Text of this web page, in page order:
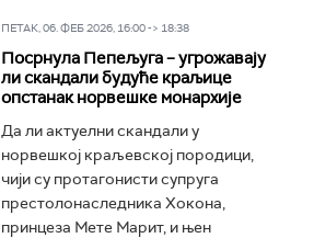
ПЕТАК, 06. ФЕБ 2026, 16:00 -> 18:38
Посрнула Пепељуга – угрожавају
ли скандали будуће краљице
опстанак норвешке монархије
Да ли актуелни скандали у
норвешкој краљевској породици,
чији су протагонисти супруга
престолонаследника Хокона,
принцеза Мете Марит, и њен